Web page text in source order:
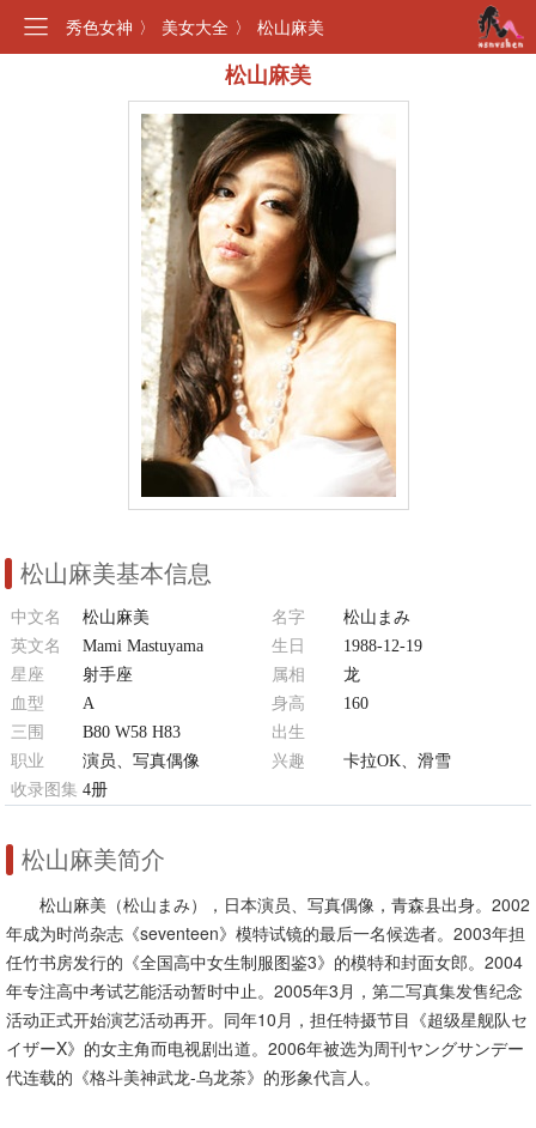
秀色女神 〉 美女大全 〉 松山麻美
松山麻美
松山麻美基本信息
中文名 松山麻美 名字
松山まみ
英文名
Mami Mastuyama 生日
1988-12-19
星座
射手座 属相
龙
血型
A 身高
160
三围
B80 W58 H83
出生
日本 青森县北津轻郡板柳街
职业 演员、写真偶像 兴趣
卡拉OK、滑雪
收录图集 4册
松山麻美简介
松山麻美（松山まみ），日本演员、写真偶像，青森县出身。2002
年成为时尚杂志《seventeen》模特试镜的最后一名候选者。2003年担
任竹书房发行的《全国高中女生制服图鉴3》的模特和封面女郎。2004
年专注高中考试艺能活动暂时中止。2005年3月，第二写真集发售纪念
活动正式开始演艺活动再开。同年10月，担任特摄节目《超级星舰队セ
イザーX》的女主角而电视剧出道。2006年被选为周刊ヤングサンデー
代连载的《格斗美神武龙-乌龙茶》的形象代言人。